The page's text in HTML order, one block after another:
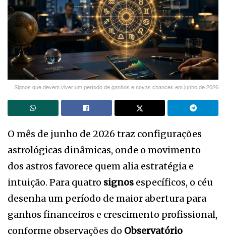
Signos que devem viver um período de ganhos e novas chances em junho de 2026
O mês de junho de 2026 traz configurações
astrológicas dinâmicas, onde o movimento
dos astros favorece quem alia estratégia e
intuição. Para quatro signos específicos, o céu
desenha um período de maior abertura para
ganhos financeiros e crescimento profissional,
conforme observações do Observatório